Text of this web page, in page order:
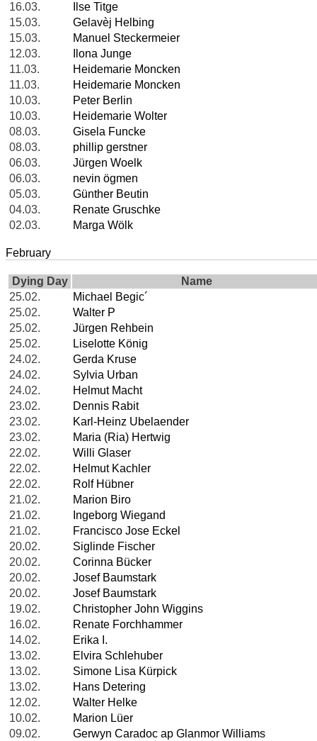
16.03.
Ilse Titge
15.03.
Gelavèj Helbing
15.03.
Manuel Steckermeier
12.03.
Ilona Junge
11.03.
Heidemarie Moncken
11.03.
Heidemarie Moncken
10.03.
Peter Berlin
10.03.
Heidemarie Wolter
08.03.
Gisela Funcke
08.03.
phillip gerstner
06.03.
Jürgen Woelk
06.03.
nevin ögmen
05.03.
Günther Beutin
04.03.
Renate Gruschke
02.03.
Marga Wölk
February
Dying Day
Name
25.02.
Michael Begic´
25.02.
Walter P
25.02.
Jürgen Rehbein
25.02.
Liselotte König
24.02.
Gerda Kruse
24.02.
Sylvia Urban
24.02.
Helmut Macht
23.02.
Dennis Rabit
23.02.
Karl-Heinz Ubelaender
23.02.
Maria (Ria) Hertwig
22.02.
Willi Glaser
22.02.
Helmut Kachler
22.02.
Rolf Hübner
21.02.
Marion Biro
21.02.
Ingeborg Wiegand
21.02.
Francisco Jose Eckel
20.02.
Siglinde Fischer
20.02.
Corinna Bücker
20.02.
Josef Baumstark
20.02.
Josef Baumstark
19.02.
Christopher John Wiggins
16.02.
Renate Forchhammer
14.02.
Erika I.
13.02.
Elvira Schlehuber
13.02.
Simone Lisa Kürpick
13.02.
Hans Detering
12.02.
Walter Helke
10.02.
Marion Lüer
09.02.
Gerwyn Caradoc ap Glanmor Williams